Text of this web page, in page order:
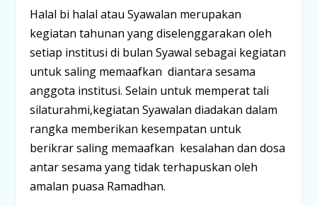
Halal bi halal atau Syawalan merupakan
kegiatan tahunan yang diselenggarakan oleh
setiap institusi di bulan Syawal sebagai kegiatan
untuk saling memaafkan diantara sesama
anggota institusi. Selain untuk memperat tali
silaturahmi,kegiatan Syawalan diadakan dalam
rangka memberikan kesempatan untuk
berikrar saling memaafkan kesalahan dan dosa
antar sesama yang tidak terhapuskan oleh
amalan puasa Ramadhan.